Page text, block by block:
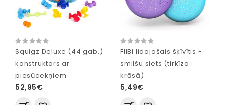
Squigz Deluxe (44 gab.)
konstruktors ar
piesūcekņiem
52,95€
FliBi lidojošais šķīvītis -
smilšu siets (tirkīza
krāsā)
5,49€